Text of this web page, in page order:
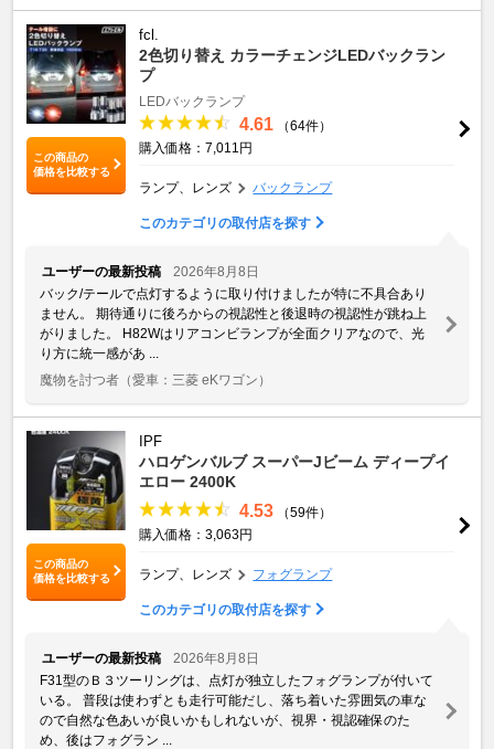
この商品の
価格を比較する
fcl.
2色切り替え カラーチェンジLEDバックラン
プ
LEDバックランプ
4.61
（64件）
購入価格：7,011円
ランプ、レンズ バックランプ
このカテゴリの取付店を探す
ユーザーの最新投稿
2026年8月8日
バック/テールで点灯するように取り付けましたが特に不具合あり
ません。 期待通りに後ろからの視認性と後退時の視認性が跳ね上
がりました。 H82Wはリアコンビランプが全面クリアなので、光
り方に統一感があ ...
魔物を討つ者 （愛車：三菱 eKワゴン）
この商品の
価格を比較する
IPF
ハロゲンバルブ スーパーJビーム ディープイ
エロー 2400K
4.53
（59件）
購入価格：3,063円
ランプ、レンズ フォグランプ
このカテゴリの取付店を探す
ユーザーの最新投稿
2026年8月8日
F31型のＢ３ツーリングは、点灯が独立したフォグランプが付いて
いる。 普段は使わずとも走行可能だし、落ち着いた雰囲気の車な
ので自然な色あいが良いかもしれないが、視界・視認確保のた
め、後はフォグラン ...